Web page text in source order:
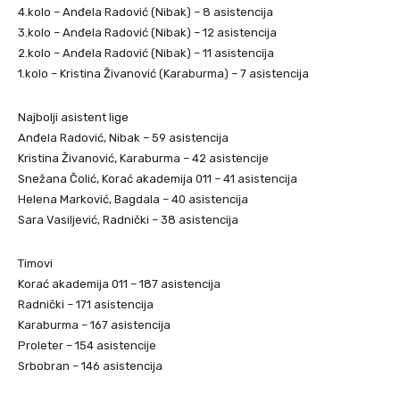
4.kolo – Anđela Radović (Nibak) – 8 asistencija
3.kolo – Anđela Radović (Nibak) – 12 asistencija
2.kolo – Anđela Radović (Nibak) – 11 asistencija
1.kolo – Kristina Živanović (Karaburma) – 7 asistencija
Najbolji asistent lige
Anđela Radović, Nibak – 59 asistencija
Kristina Živanović, Karaburma – 42 asistencije
Snežana Čolić, Korać akademija 011 – 41 asistencija
Helena Marković, Bagdala – 40 asistencija
Sara Vasiljević, Radnički – 38 asistencija
Timovi
Korać akademija 011 – 187 asistencija
Radnički – 171 asistencija
Karaburma – 167 asistencija
Proleter – 154 asistencije
Srbobran – 146 asistencija